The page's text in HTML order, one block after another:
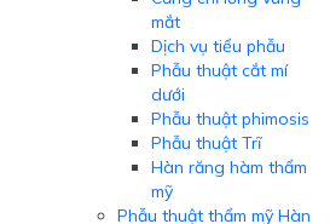
mắt
Dịch vụ tiểu phẫu
Phẫu thuật cắt mí
dưới
Phẫu thuật phimosis
Phẫu thuật Trĩ
Hàn răng hàm thẩm
mỹ
Phẫu thuật thẩm mỹ Hàn